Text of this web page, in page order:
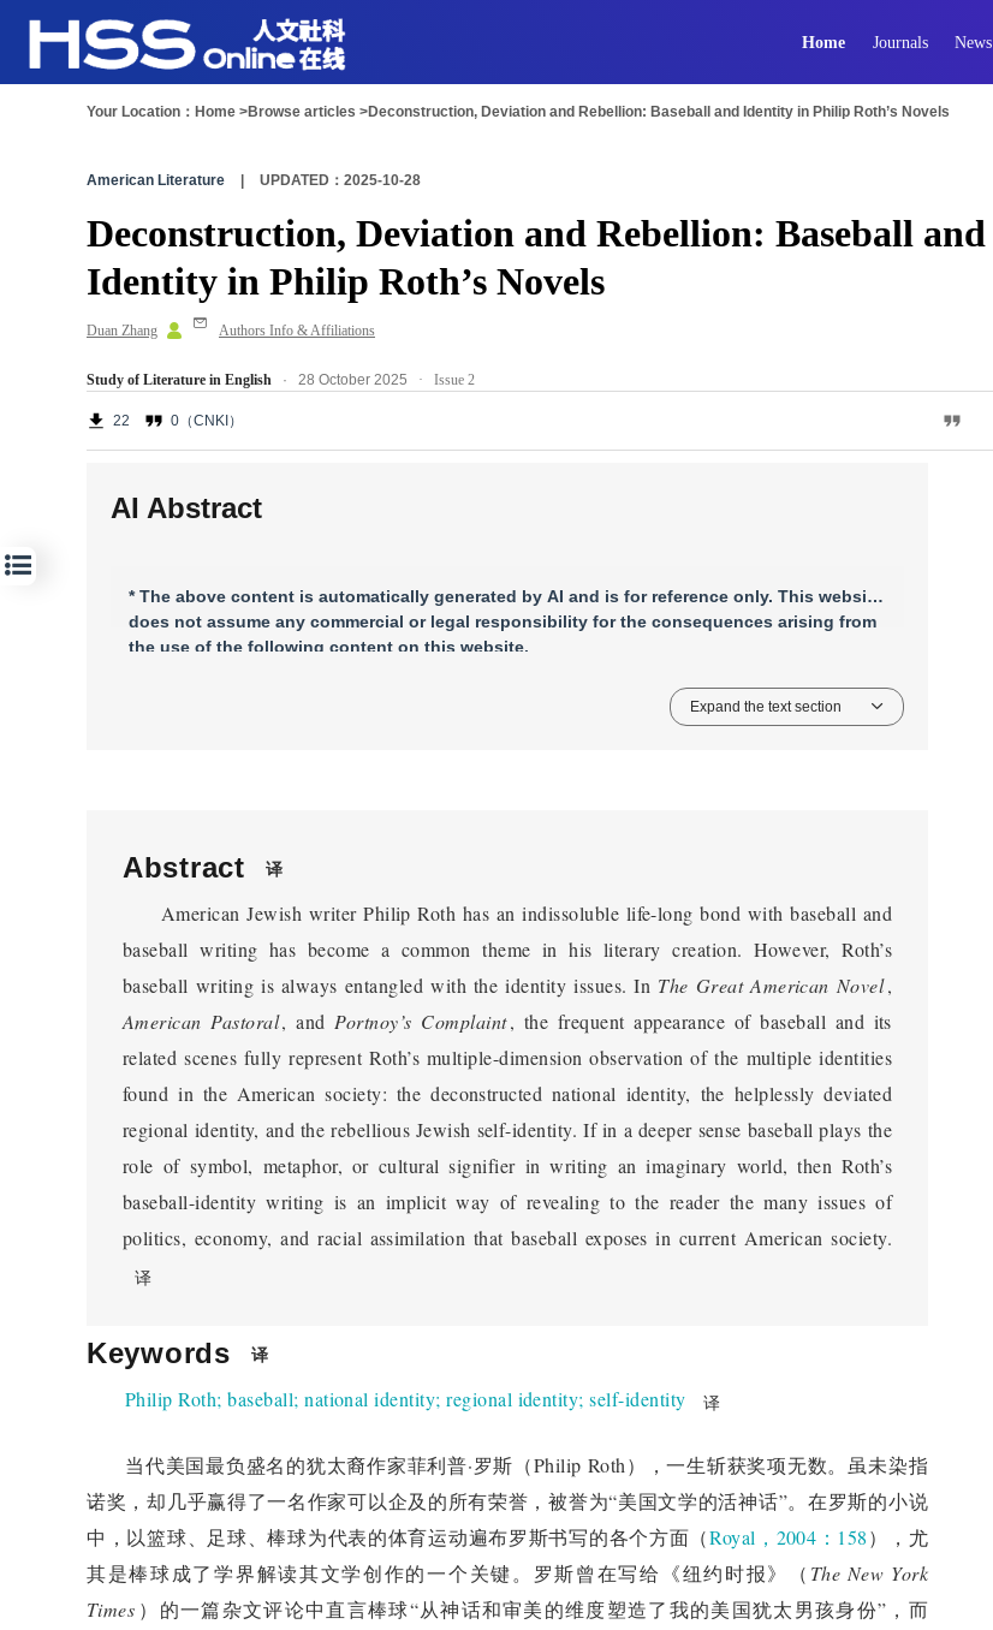
Home Journals News
Your Location： Home >Browse articles >Deconstruction, Deviation and Rebellion: Baseball and Identity in Philip Roth’s Novels
American Literature UPDATED：2025-10-28
Deconstruction, Deviation and Rebellion: Baseball and
Identity in Philip Roth’s Novels
Duan Zhang Authors Info & Affiliations
Study of Literature in English · 28 October 2025 · Issue 2
22 0（CNKI）
AI Abstract
* The above content is automatically generated by AI and is for reference only. This website
does not assume any commercial or legal responsibility for the consequences arising from
the use of the following content on this website.
Expand the text section
Abstract 译
American Jewish writer Philip Roth has an indissoluble life-long bond with baseball and
baseball writing has become a common theme in his literary creation. However, Roth’s
baseball writing is always entangled with the identity issues. In The Great American Novel,
American Pastoral, and Portnoy’s Complaint, the frequent appearance of baseball and its
related scenes fully represent Roth’s multiple-dimension observation of the multiple identities
found in the American society: the deconstructed national identity, the helplessly deviated
regional identity, and the rebellious Jewish self-identity. If in a deeper sense baseball plays the
role of symbol, metaphor, or cultural signifier in writing an imaginary world, then Roth’s
baseball-identity writing is an implicit way of revealing to the reader the many issues of
politics, economy, and racial assimilation that baseball exposes in current American society.
译
Keywords 译
Philip Roth;baseball;national identity;regional identity;self-identity 译
当代美国最负盛名的犹太裔作家菲利普·罗斯（Philip Roth），一生斩获奖项无数。虽未染指
诺奖，却几乎赢得了一名作家可以企及的所有荣誉，被誉为“美国文学的活神话”。在罗斯的小说
中，以篮球、足球、棒球为代表的体育运动遍布罗斯书写的各个方面（Royal，2004：158），尤
其是棒球成了学界解读其文学创作的一个关键。罗斯曾在写给《纽约时报》（ The New York
Times ）的一篇杂文评论中直言棒球“从神话和审美的维度塑造了我的美国犹太男孩身份”，而